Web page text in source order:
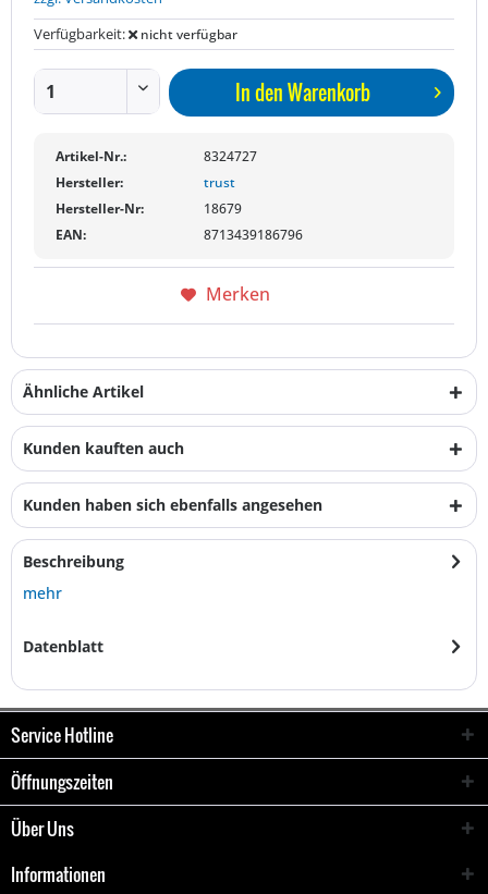
Verfügbarkeit:
nicht verfügbar
In denWarenkorb
Artikel-Nr.:
8324727
Hersteller:
trust
Hersteller-Nr:
18679
EAN:
8713439186796
Merken
Ähnliche Artikel
Kunden kauften auch
Kunden haben sich ebenfalls angesehen
Beschreibung
mehr
Datenblatt
Service Hotline
Öffnungszeiten
Über Uns
Informationen